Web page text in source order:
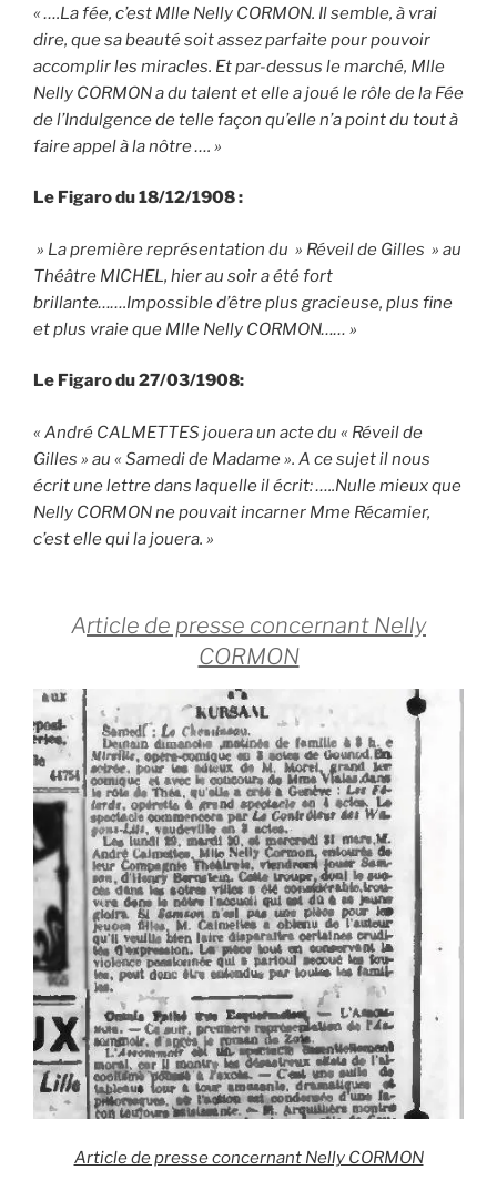
« ….La fée, c’est Mlle Nelly CORMON. Il semble, à vrai
dire, que sa beauté soit assez parfaite pour pouvoir
accomplir les miracles. Et par-dessus le marché, Mlle
Nelly CORMON a du talent et elle a joué le rôle de la Fée
de l’Indulgence de telle façon qu’elle n’a point du tout à
faire appel à la nôtre …. »
Le Figaro du 18/12/1908 :
» La première représentation du » Réveil de Gilles » au
Théâtre MICHEL, hier au soir a été fort
brillante…….Impossible d’être plus gracieuse, plus fine
et plus vraie que Mlle Nelly CORMON…… »
Le Figaro du 27/03/1908:
« André CALMETTES jouera un acte du « Réveil de
Gilles » au « Samedi de Madame ». A ce sujet il nous
écrit une lettre dans laquelle il écrit: …..Nulle mieux que
Nelly CORMON ne pouvait incarner Mme Récamier,
c’est elle qui la jouera. »
Article de presse concernant Nelly
CORMON
Article de presse concernant Nelly CORMON